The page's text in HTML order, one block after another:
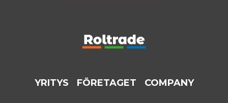
YRITYS FÖRETAGET COMPANY